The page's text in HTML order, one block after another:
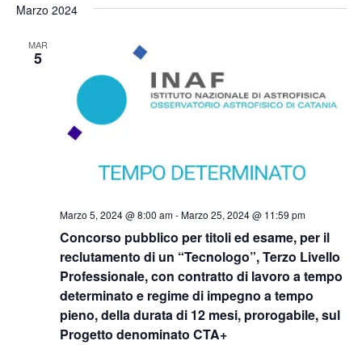
Marzo 2024
MAR
5
Concorso pubblico per titoli ed esame, per il
reclutamento di un “Tecnologo”, Terzo Livello
Professionale, con contratto di lavoro a tempo
determinato e regime di impegno a tempo
pieno, della durata di 12 mesi, prorogabile, sul
Progetto denominato CTA+
Marzo 5, 2024 @ 8:00 am-Marzo 25, 2024 @ 11:59 pm